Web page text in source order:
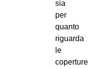
sia
per
quanto
riguarda
le
coperture